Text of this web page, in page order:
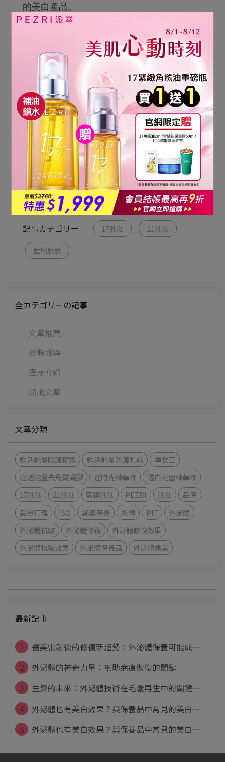
的美白產品。
還有一種特別的胜肽叫做「藍銅胜肽」，
1970年在人體血漿中發現藍銅胜肽成分至今
已超過50年了，其由分子極小、皮膚易吸收
有抗氧化、促進膠原蛋白增生以及修復肌膚
的功效，可幫助肌膚達到澎潤保濕的效果。
銅離子本身是藍色，也因此藍銅胜肽保養品
的質地色澤是藍色的，沒有額外添加色素。
胜肽為你的美麗加持，快來看看PEZRI派翠
17 胜肽、 21胜肽與藍銅胜肽 系列產品吧！
記事カテゴリー 17胜肽 21胜肽
藍銅胜肽
全カテゴリーの記事
文章推薦
媒體報導
產品介紹
知識文章
文章分類
甦活能量防護精露 甦活能量防護乳霜
準女王
甦活能量去角質凝膠
逆時光精華液
透白光圈精華液
17胜肽
21胜肽 藍銅胜肽 PEZRI 胜肽
品保
品質管理
ISO 純素保養 永續 PIF
外泌體
外泌體抗皺
外泌體修復
外泌體修復效果
外泌體抗皺效果
外泌體保養品 外泌體醫美
最新記事
1
醫美雷射後的修復新趨勢：外泌體保養可能成⋯
2
外泌體的神奇力量：幫助疤痕恢復的關鍵
3
生髮的未來：外泌體技術在毛囊再生中的關鍵⋯
4
外泌體也有美白效果？與保養品中常見的美白⋯
5
外泌體也有美白效果？與保養品中常見的美白⋯